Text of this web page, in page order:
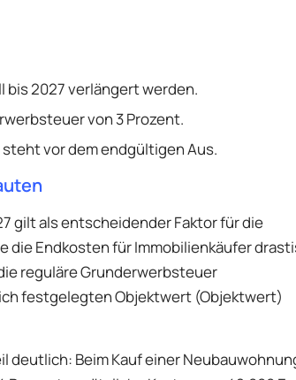
bis 2027 verlängert werden.
von 3 Prozent.
vor dem endgültigen Aus.
gilt als entscheidender Faktor für die
Endkosten für Immobilienkäufer
reguläre Grunderwerbsteuer
festgelegten Objektwert (Objektwert)
Beim Kauf einer